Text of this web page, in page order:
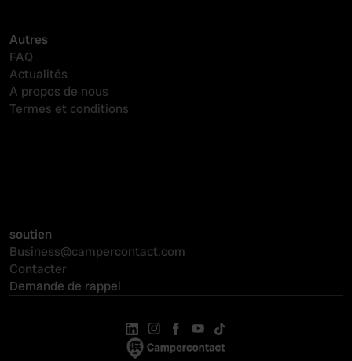
Autres
FAQ
Actualités
À propos de nous
Termes et conditions
soutien
Business@campercontact.com
Contacter
Demande de rappel